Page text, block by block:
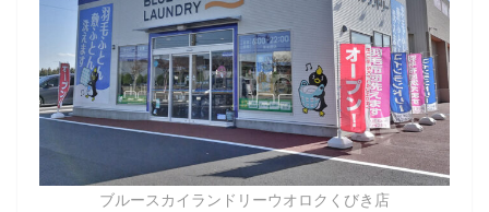
ブルースカイランドリーウオロクくびき店